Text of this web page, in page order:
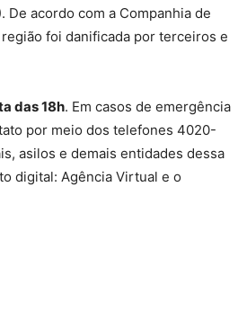
acordo com a Companhia de
foi danificada por terceiros e
das 18h. Em casos de emergência
por meio dos telefones 4020-
asilos e demais entidades dessa
digital: Agência Virtual e o